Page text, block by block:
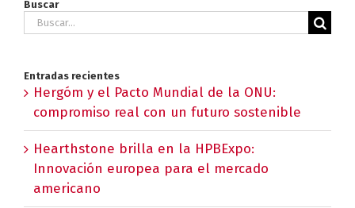
Buscar
Buscar:
Entradas recientes
Hergóm y el Pacto Mundial de la ONU:
compromiso real con un futuro sostenible
Hearthstone brilla en la HPBExpo:
Innovación europea para el mercado
americano